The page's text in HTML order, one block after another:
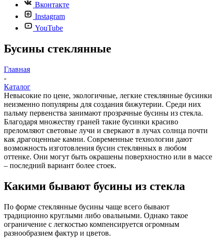
Вконтакте
Instagram
YouTube
Бусины стеклянные
Главная
-
Каталог
Невысокие по цене, экологичные, легкие стеклянные бусинки
неизменно популярны для создания бижутерии. Среди них
пальму первенства занимают прозрачные бусины из стекла.
Благодаря множеству граней такие бусинки красиво
преломляют световые лучи и сверкают в лучах солнца почти
как драгоценные камни. Современные технологии дают
возможность изготовления бусин стеклянных в любом
оттенке. Они могут быть окрашены поверхностно или в массе
– последний вариант более стоек.
Какими бывают бусины из стекла
По форме стеклянные бусины чаще всего бывают
традиционно круглыми либо овальными. Однако такое
ограничение с легкостью компенсируется огромным
разнообразием фактур и цветов.